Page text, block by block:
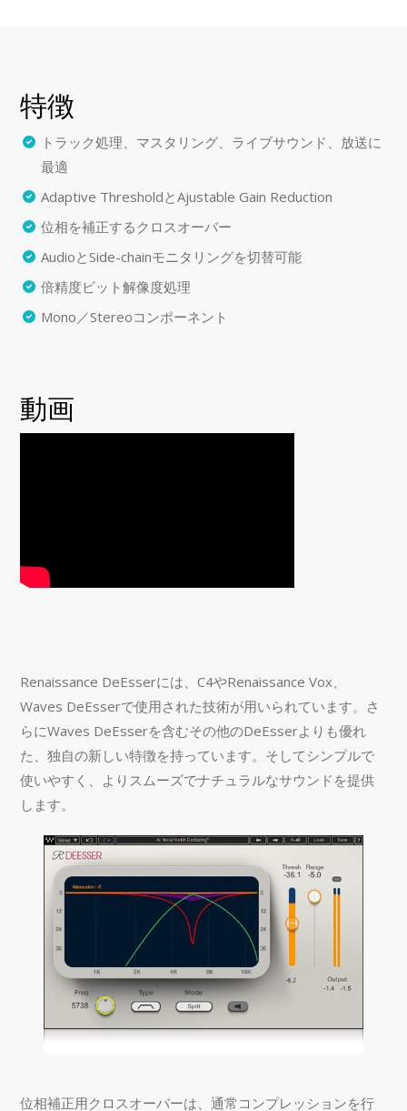
特徴
トラック処理、マスタリング、ライブサウンド、放送に
最適
Adaptive ThresholdとAjustable Gain Reduction
位相を補正するクロスオーバー
AudioとSide-chainモニタリングを切替可能
倍精度ビット解像度処理
Mono／Stereoコンポーネント
動画
Renaissance DeEsserには、C4やRenaissance Vox、
Waves DeEsserで使用された技術が用いられています。さ
らにWaves DeEsserを含むその他のDeEsserよりも優れ
た、独自の新しい特徴を持っています。そしてシンプルで
使いやすく、よりスムーズでナチュラルなサウンドを提供
します。
位相補正用クロスオーバーは、通常コンプレッションを行